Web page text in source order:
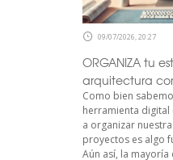
09/07/2026, 20:27
ORGANIZA tu
arquitectura
Como bien
herramienta digital
a organizar
proyectos es algo
Aún así, la